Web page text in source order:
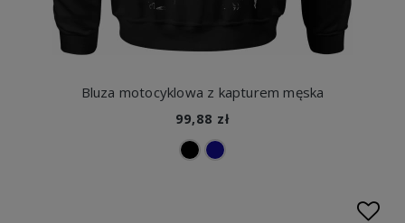
Bluza motocyklowa z kapturem męska
99,88 zł